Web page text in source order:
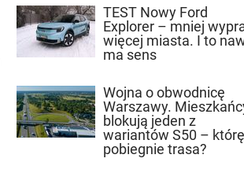
TEST Nowy Ford
Explorer – mniej
więcej miasta. I to
ma sens
Wojna o obwodnicę
Warszawy.
blokują jeden z
wariantów S50 –
pobiegnie trasa?